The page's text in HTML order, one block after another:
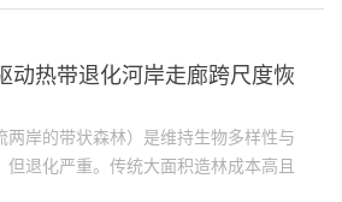
动热带退化河岸走廊跨尺度恢
两岸的带状森林）是维持生物多样性与
但退化严重。传统大面积造林成本高且